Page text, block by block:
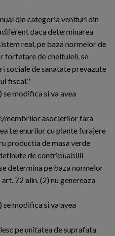
din categoria venituri din
daca determinarea
real, pe baza normelor de
forfetare de cheltuieli, se
sociale de sanatate prevazute
fiscal."
modifica si va avea
membrilor asocierilor fara
terenurilor cu plante furajere
productia de masa verde
de contribuabilii
determina pe baza normelor
72 alin. (2) nu genereaza
modifica si va avea
pe unitatea de suprafata